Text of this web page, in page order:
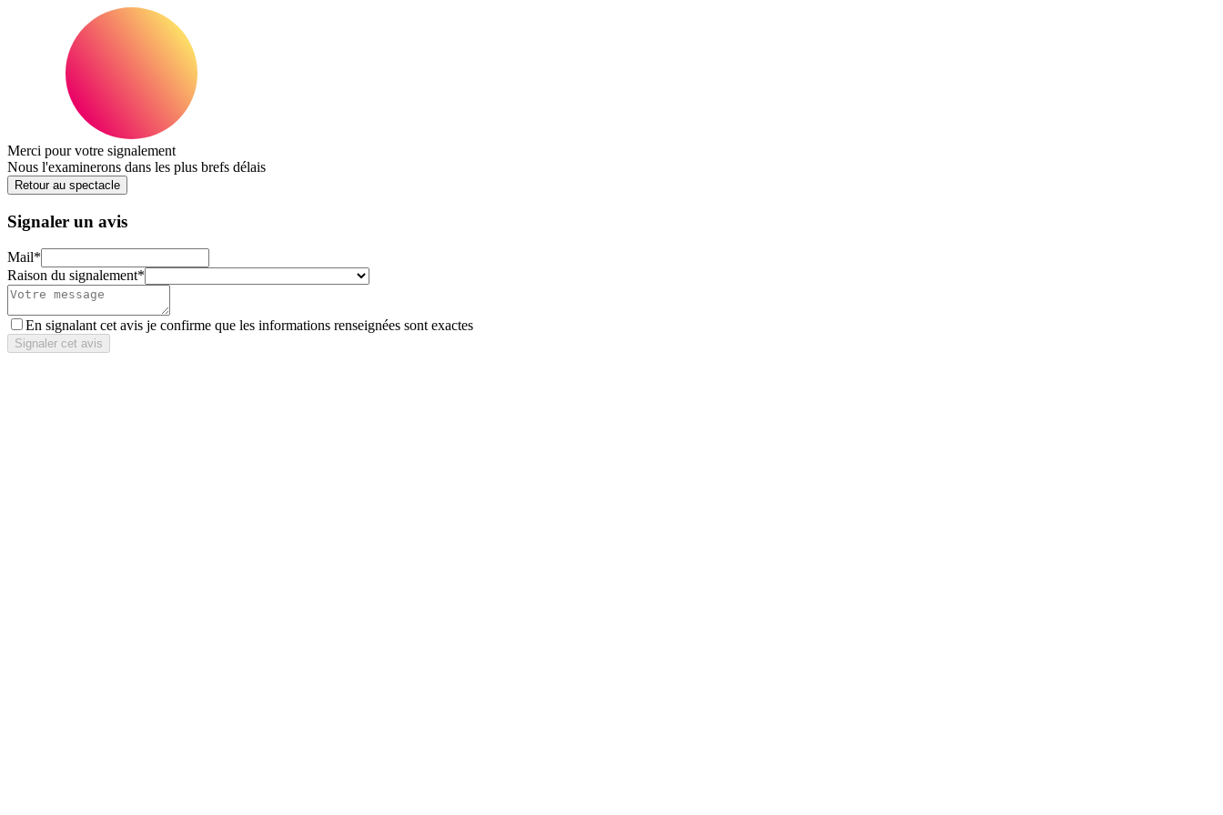
Merci pour votre signalement
Nous l'examinerons dans les plus brefs délais
Retour au spectacle
Signaler un avis
Mail*
Raison du signalement*
En signalant cet avis je confirme que les informations renseignées sont exactes
Signaler cet avis